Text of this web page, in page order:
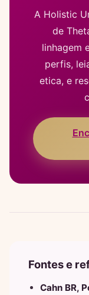
A Holistic
de
linhagem
perfis,
etica, e
Fontes e
Cahn BR,